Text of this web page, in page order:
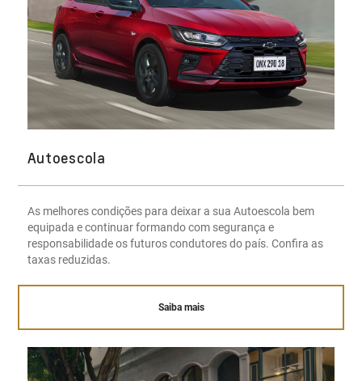
Autoescola
As melhores condições para deixar a sua Autoescola bem
equipada e continuar formando com segurança e
responsabilidade os futuros condutores do país. Confira as
taxas reduzidas.
Saiba mais